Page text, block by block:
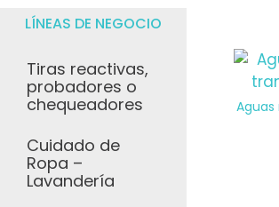
LÍNEAS DE NEGOCIO
Tiras reactivas,
probadores o
chequeadores
Cuidado de
Ropa –
Lavandería